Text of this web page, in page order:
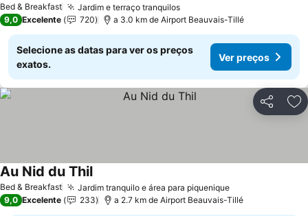
Bed & Breakfast Jardim e terraço tranquilos
9,0 Excelente 720 a 3.0 km de Airport Beauvais-Tillé
Selecione as datas para ver os preços
exatos.
Ver preços
Partilhar
Bed & Breakfast Jardim tranquilo e área para piquenique
Au Nid du Thil
9,0 Excelente 233 a 2.7 km de Airport Beauvais-Tillé